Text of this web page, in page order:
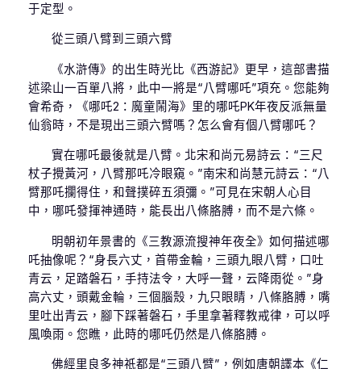
于定型。
從三頭八臂到三頭六臂
《水滸傳》的出生時光比《西游記》更早，這部書描
述梁山一百單八將，此中一將是“八臂哪吒”項充。您能夠
會希奇，《哪吒2：魔童鬧海》里的哪吒PK年夜反派無量
仙翁時，不是現出三頭六臂嗎？怎么會有個八臂哪吒？
實在哪吒最後就是八臂。北宋和尚元易詩云：“三尺
杖子攪黃河，八臂那吒冷眼窺。”南宋和尚慧元詩云：“八
臂那吒攔得住，和聲撲碎五須彌。”可見在宋朝人心目
中，哪吒發揮神通時，能長出八條胳膊，而不是六條。
明朝初年景書的《三教源流搜神年夜全》如何描述哪
吒抽像呢？“身長六丈，首帶金輪，三頭九眼八臂，口吐
青云，足踏磐石，手持法令，大呼一聲，云降雨從。”身
高六丈，頭戴金輪，三個腦殼，九只眼睛，八條胳膊，嘴
里吐出青云，腳下踩著磐石，手里拿著釋教戒律，可以呼
風喚雨。您瞧，此時的哪吒仍然是八條胳膊。
佛經里良多神祇都是“三頭八臂”，例如唐朝譯本《仁